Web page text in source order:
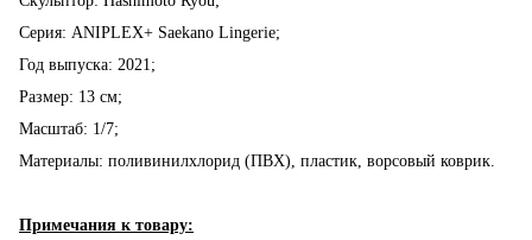
Серия: ANIPLEX+ Saekano Lingerie;
Год выпуска: 2021;
Размер: 13 см;
Масштаб: 1/7;
Материалы: поливинилхлорид (ПВХ), пластик, ворсовый коврик.
Примечания к товару: